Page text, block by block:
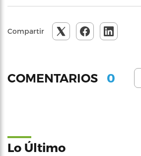
Compartir
COMENTARIOS 0
Lo Último